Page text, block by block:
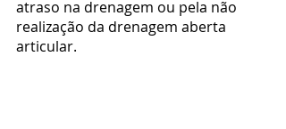
atraso na drenagem ou pela não
realização da drenagem aberta
articular.